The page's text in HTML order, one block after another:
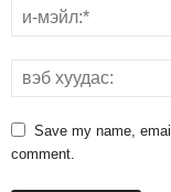
Save my name,
comment.